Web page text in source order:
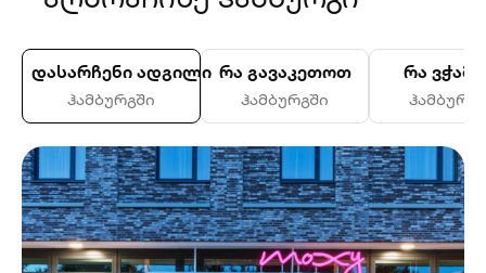
დასარჩენი ადგილი
ჰამბურგში
რა გავაკეთოთ
ჰამბურგში
რა